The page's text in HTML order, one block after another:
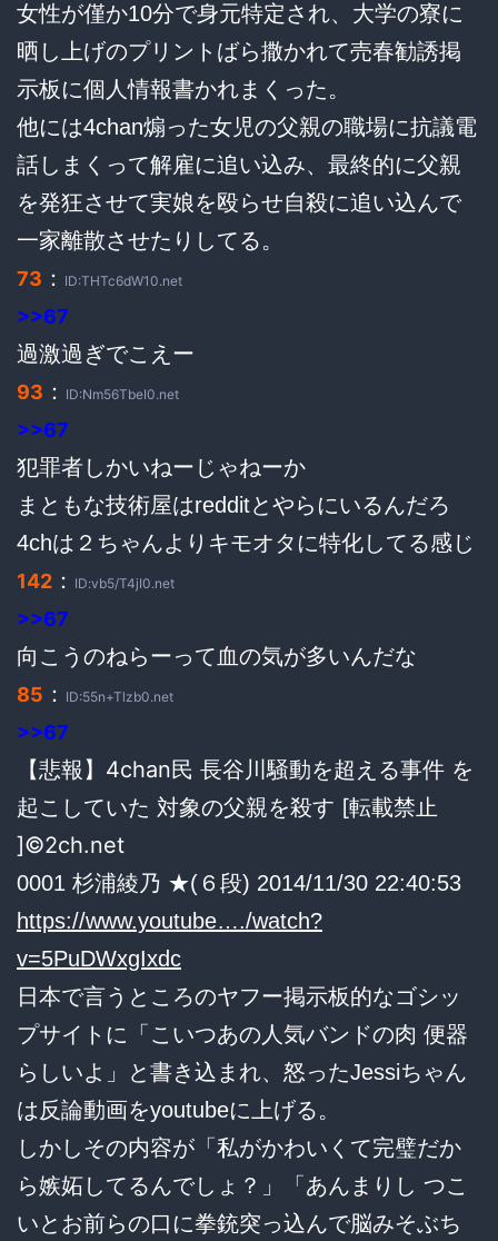
女性が僅か10分で身元特定され、大学の寮に
晒し上げのプリントばら撒かれて売春勧誘掲
示板に個人情報書かれまくった。
他には4chan煽った女児の父親の職場に抗議電
話しまくって解雇に追い込み、最終的に父親
を発狂させて実娘を殴らせ自殺に追い込んで
一家離散させたりしてる。
73 ： ID:THTc6dW10.net
>>67
過激過ぎでこえー
93 ： ID:Nm56TbeI0.net
>>67
犯罪者しかいねーじゃねーか
まともな技術屋はredditとやらにいるんだろ
4chは２ちゃんよりキモオタに特化してる感じ
142 ： ID:vb5/T4jI0.net
>>67
向こうのねらーって血の気が多いんだな
85 ： ID:55n+Tlzb0.net
>>67
【悲報】4chan民 長谷川騒動を超える事件 を
起こしていた 対象の父親を殺す [転載禁止
]©2ch.net
0001 杉浦綾乃 ★(６段) 2014/11/30 22:40:53
https://www.youtube…./watch?
v=5PuDWxgIxdc
日本で言うところのヤフー掲示板的なゴシッ
プサイトに「こいつあの人気バンドの肉 便器
らしいよ」と書き込まれ、怒ったJessiちゃん
は反論動画をyoutubeに上げる。
しかしその内容が「私がかわいくて完璧だか
ら嫉妬してるんでしょ？」「あんまりし つこ
いとお前らの口に拳銃突っ込んで脳みそぶち